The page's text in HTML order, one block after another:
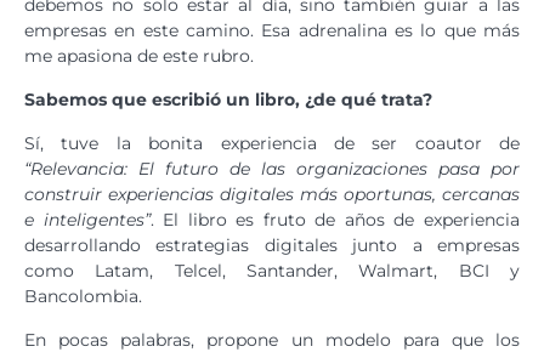
empresas en este camino. Esa adrenalina es lo que más
me apasiona de este rubro.
Sabemos que escribió un libro, ¿de qué trata?
Sí, tuve la bonita experiencia de ser coautor de
“Relevancia: El futuro de las organizaciones pasa por
construir experiencias digitales más oportunas, cercanas
e inteligentes”. El libro es fruto de años de experiencia
desarrollando estrategias digitales junto a empresas
como Latam, Telcel, Santander, Walmart, BCI y
Bancolombia.
En pocas palabras, propone un modelo para que los